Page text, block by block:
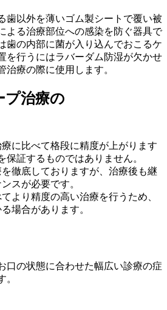
歯以外を薄いゴム製シートで覆い被
よる治療部位への感染を防ぐ器具で
歯の内部に菌が入り込んでおこるケ
を行うにはラバーダム防湿が欠かせ
治療の際に使用します。
プ治療の
に比べて格段に精度が上がります
保証するものではありません。
徹底しておりますが、治療後も継
スが必要です。
より精度の高い治療を行うため、
場合があります。
口の状態に合わせた幅広い診療の症
。